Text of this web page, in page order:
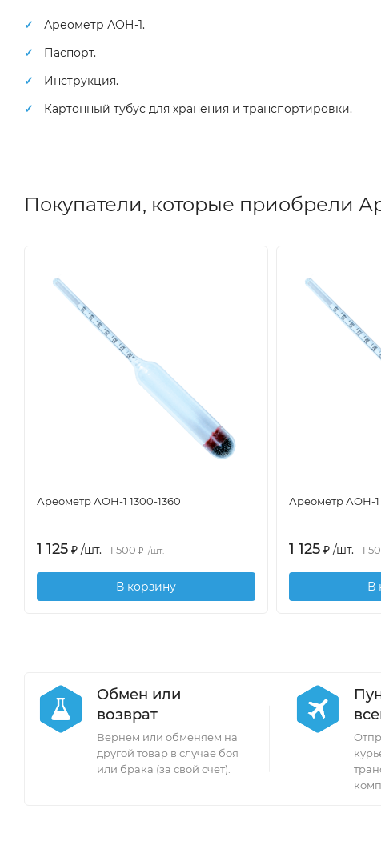
Ареометр АОН-1.
Паспорт.
Инструкция.
Картонный тубус для хранения и транспортировки.
Покупатели, которые приобрели
Ареометр АОН-1 1300-1360
1 125 ₽ /шт. 1 500 ₽ /шт.
В корзину
Ареометр АОН-1
1 125 ₽ /шт. 1
В
Обмен или
возврат
Вернем или обменяем на
другой товар в случае боя
или брака (за свой счет).